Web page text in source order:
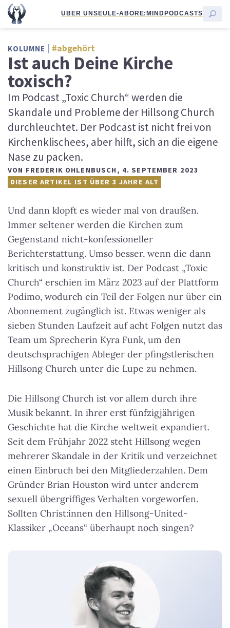
ÜBER UNSEULE-ABORE:MINDPODCASTS
KOLUMNE #abgehört
Ist auch Deine Kirche
toxisch?
Im Podcast „Toxic Church“ werden die
Skandale und Probleme der Hillsong Church
durchleuchtet. Der Podcast ist nicht frei von
Kirchenklischees, aber hilft, sich an die eigene
Nase zu packen.
VON FREDERIK OHLENBUSCH, 4. SEPTEMBER 2023
DIESER ARTIKEL IST ÜBER 3 JAHRE ALT
Und dann klopft es wieder mal von draußen.
Immer seltener werden die Kirchen zum
Gegenstand nicht-konfessioneller
Berichterstattung. Umso besser, wenn die dann
kritisch und konstruktiv ist. Der Podcast „Toxic
Church“ erschien im März 2023 auf der Plattform
Podimo, wodurch ein Teil der Folgen nur über ein
Abonnement zugänglich ist. Etwas weniger als
sieben Stunden Laufzeit auf acht Folgen nutzt das
Team um Sprecherin Kyra Funk, um den
deutschsprachigen Ableger der pfingstlerischen
Hillsong Church unter die Lupe zu nehmen.
Die Hillsong Church ist vor allem durch ihre
Musik bekannt. In ihrer erst fünfzigjährigen
Geschichte hat die Kirche weltweit expandiert.
Seit dem Frühjahr 2022 steht Hillsong wegen
mehrerer Skandale in der Kritik und verzeichnet
einen Einbruch bei den Mitgliederzahlen. Dem
Gründer Brian Houston wird unter anderem
sexuell übergriffiges Verhalten vorgeworfen.
Sollten Christ:innen den Hillsong-United-
Klassiker „Oceans“ überhaupt noch singen?